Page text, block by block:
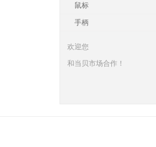
鼠标
手柄
欢迎您
和当贝市场合作！